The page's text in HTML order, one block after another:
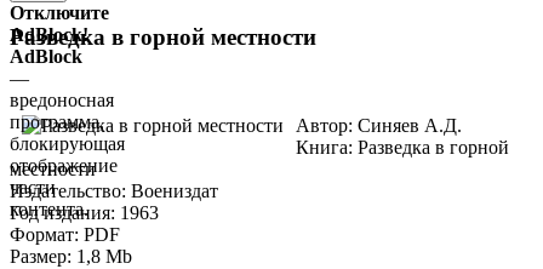
Отключите
AdBlock!
AdBlock
—
вредоносная
программа,
блокирующая
отображение
части
контента.
Разведка в горной местности
Автор: Синяев А.Д.
Книга: Разведка в горной
местности
Издательство: Воениздат
Год издания: 1963
Формат: PDF
Размер: 1,8 Mb